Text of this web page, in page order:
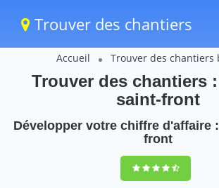
Trouver des chantiers
Accueil Trouver des chantiers
Trouver des chantiers
saint-front
Développer votre chiffre d'affaire
front